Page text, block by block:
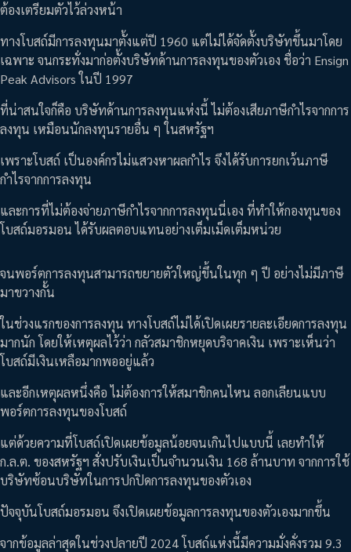
ต้องเตรียมตัวไว้ล่วงหน้า
ทางโบสถ์มีการลงทุนมาตั้งแต่ปี 1960 แต่ไม่ได้จัดตั้งบริษัทขึ้นมาโดย
เฉพาะ จนกระทั่งมาก่อตั้งบริษัทด้านการลงทุนของตัวเอง ชื่อว่า Ensign
Peak Advisors ในปี 1997
ที่น่าสนใจก็คือ บริษัทด้านการลงทุนแห่งนี้ ไม่ต้องเสียภาษีกำไรจากการ
ลงทุน เหมือนนักลงทุนรายอื่น ๆ ในสหรัฐฯ
เพราะโบสถ์ เป็นองค์กรไม่แสวงหาผลกำไร จึงได้รับการยกเว้นภาษี
กำไรจากการลงทุน
และการที่ไม่ต้องจ่ายภาษีกำไรจากการลงทุนนี่เอง ที่ทำให้กองทุนของ
โบสถ์มอรมอน ได้รับผลตอบแทนอย่างเต็มเม็ดเต็มหน่วย
จนพอร์ตการลงทุนสามารถขยายตัวใหญ่ขึ้นในทุก ๆ ปี อย่างไม่มีภาษี
มาขวางกั้น
ในช่วงแรกของการลงทุน ทางโบสถ์ไม่ได้เปิดเผยรายละเอียดการลงทุน
มากนัก โดยให้เหตุผลไว้ว่า กลัวสมาชิกหยุดบริจาคเงิน เพราะเห็นว่า
โบสถ์มีเงินเหลือมากพออยู่แล้ว
และอีกเหตุผลหนึ่งคือ ไม่ต้องการให้สมาชิกคนไหน ลอกเลียนแบบ
พอร์ตการลงทุนของโบสถ์
แต่ด้วยความที่โบสถ์เปิดเผยข้อมูลน้อยจนเกินไปแบบนี้ เลยทำให้
ก.ล.ต. ของสหรัฐฯ สั่งปรับเงินเป็นจำนวนเงิน 168 ล้านบาท จากการใช้
บริษัทซ้อนบริษัทในการปกปิดการลงทุนของตัวเอง
ปัจจุบันโบสถ์มอรมอน จึงเปิดเผยข้อมูลการลงทุนของตัวเองมากขึ้น
จากข้อมูลล่าสุดในช่วงปลายปี 2024 โบสถ์แห่งนี้มีความมั่งคั่งรวม 9.3